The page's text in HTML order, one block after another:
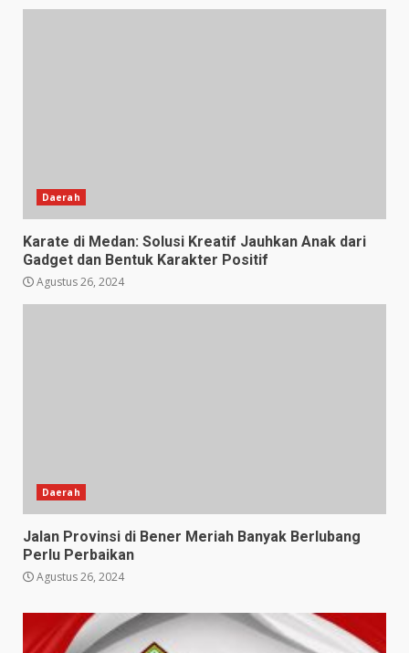
Daerah
Karate di Medan: Solusi Kreatif Jauhkan Anak dari
Gadget dan Bentuk Karakter Positif
Agustus 26, 2024
Daerah
Jalan Provinsi di Bener Meriah Banyak Berlubang
Perlu Perbaikan
Agustus 26, 2024